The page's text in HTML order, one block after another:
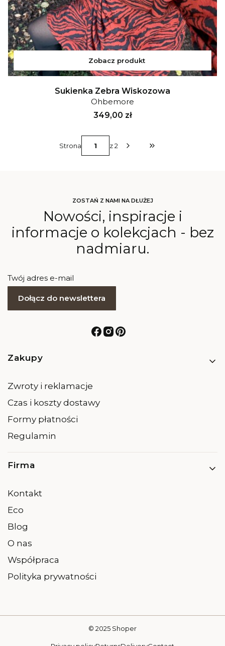
Zobacz produkt
Sukienka Zebra Wiskozowa
Ohbemore
Cena
349,00 zł
Strona z 2
Przejdź do ostatniej
ZOSTAŃ Z NAMI NA DŁUŻEJ
Nowości, inspiracje i
informacje o kolekcjach - bez
nadmiaru.
Twój adres e-mail
Dołącz do newslettera
Linki w stopce
Zakupy
Zwroty i reklamacje
Czas i koszty dostawy
Formy płatności
Regulamin
Firma
Kontakt
Eco
Blog
O nas
Współpraca
Polityka prywatności
© 2025 Shoper